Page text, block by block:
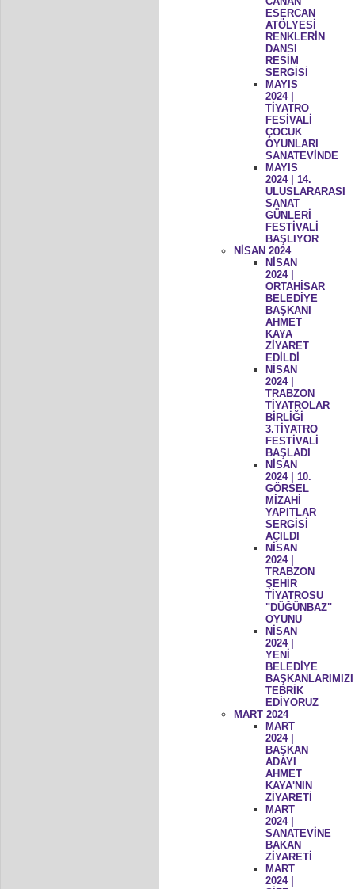
ESERCAN
ATÖLYESİ
RENKLERİN
DANSI
RESİM
SERGİSİ
MAYIS
2024 |
TİYATRO
FESİVALİ
ÇOCUK
OYUNLARI
SANATEVİNDE
MAYIS
2024 | 14.
ULUSLARARASI
SANAT
GÜNLERİ
FESTİVALİ
BAŞLIYOR
NİSAN 2024
NİSAN
2024 |
ORTAHİSAR
BELEDİYE
BAŞKANI
AHMET
KAYA
ZİYARET
EDİLDİ
NİSAN
2024 |
TRABZON
TİYATROLAR
BİRLİĞİ
3.TİYATRO
FESTİVALİ
BAŞLADI
NİSAN
2024 | 10.
GÖRSEL
MİZAHİ
YAPITLAR
SERGİSİ
AÇILDI
NİSAN
2024 |
TRABZON
ŞEHİR
TİYATROSU
"DÜĞÜNBAZ"
OYUNU
NİSAN
2024 |
YENİ
BELEDİYE
BAŞKANLARIMIZI
TEBRİK
EDİYORUZ
MART 2024
MART
2024 |
BAŞKAN
ADAYI
AHMET
KAYA'NIN
ZİYARETİ
MART
2024 |
SANATEVİNE
BAKAN
ZİYARETİ
MART
2024 |